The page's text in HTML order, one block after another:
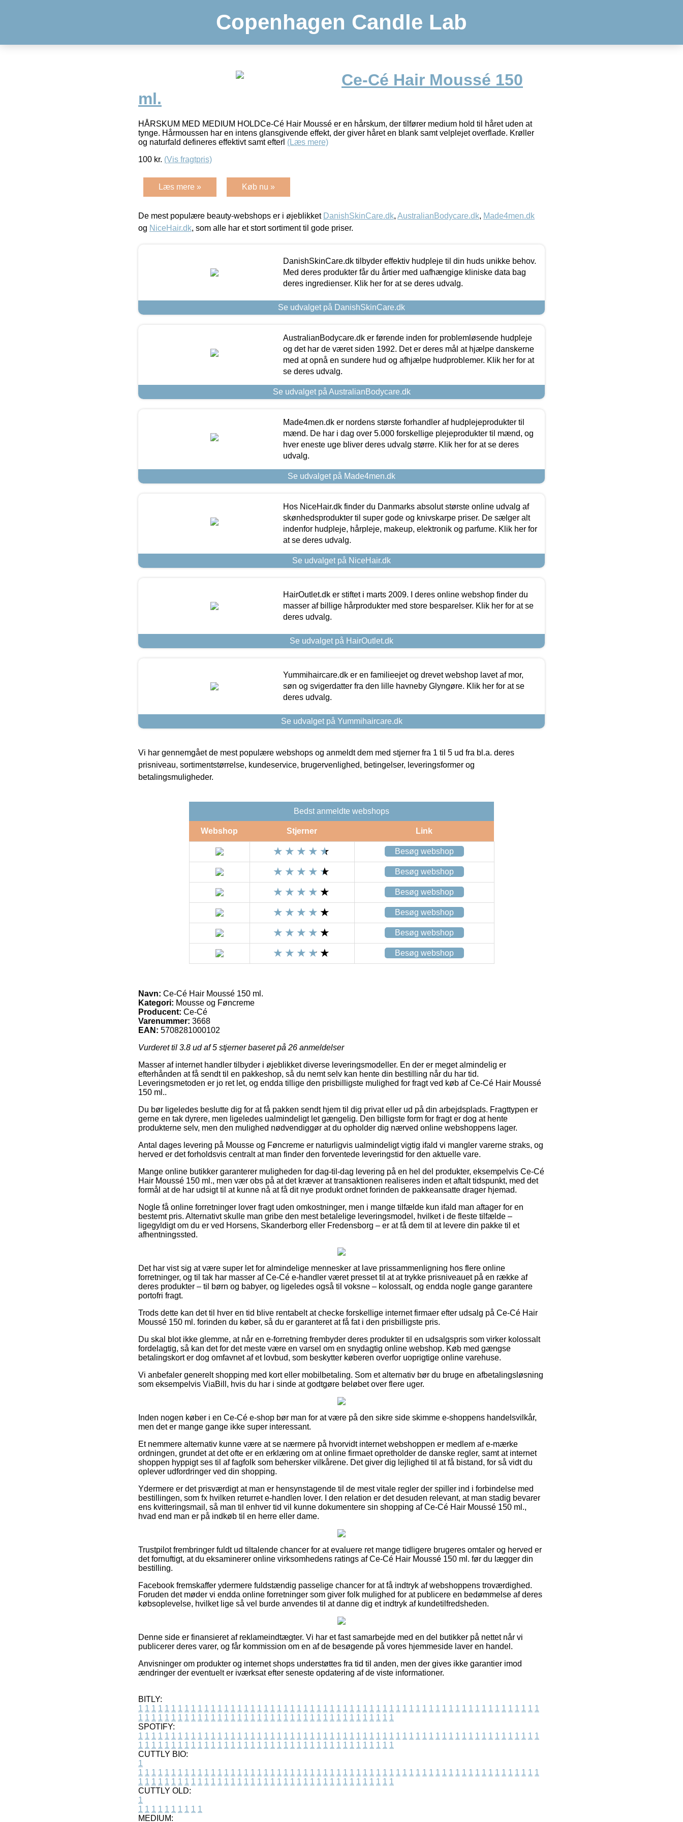
Copenhagen Candle Lab
Ce-Cé Hair Moussé 150
ml.
HÅRSKUM MED MEDIUM HOLDCe-Cé Hair Moussé er en hårskum, der tilfører medium hold til håret uden at
tynge. Hårmoussen har en intens glansgivende effekt, der giver håret en blank samt velplejet overflade. Krøller
og naturfald defineres effektivt samt efterl (Læs mere)
100 kr. (Vis fragtpris)
Læs mere » Køb nu »
De mest populære beauty-webshops er i øjeblikket DanishSkinCare.dk, AustralianBodycare.dk, Made4men.dk
og NiceHair.dk, som alle har et stort sortiment til gode priser.
DanishSkinCare.dk tilbyder effektiv hudpleje til din huds unikke behov.
Med deres produkter får du årtier med uafhængige kliniske data bag
deres ingredienser. Klik her for at se deres udvalg.
Se udvalget på DanishSkinCare.dk
AustralianBodycare.dk er førende inden for problemløsende hudpleje
og det har de været siden 1992. Det er deres mål at hjælpe danskerne
med at opnå en sundere hud og afhjælpe hudproblemer. Klik her for at
se deres udvalg.
Se udvalget på AustralianBodycare.dk
Made4men.dk er nordens største forhandler af hudplejeprodukter til
mænd. De har i dag over 5.000 forskellige plejeprodukter til mænd, og
hver eneste uge bliver deres udvalg større. Klik her for at se deres
udvalg.
Se udvalget på Made4men.dk
Hos NiceHair.dk finder du Danmarks absolut største online udvalg af
skønhedsprodukter til super gode og knivskarpe priser. De sælger alt
indenfor hudpleje, hårpleje, makeup, elektronik og parfume. Klik her for
at se deres udvalg.
Se udvalget på NiceHair.dk
HairOutlet.dk er stiftet i marts 2009. I deres online webshop finder du
masser af billige hårprodukter med store besparelser. Klik her for at se
deres udvalg.
Se udvalget på HairOutlet.dk
Yummihaircare.dk er en familieejet og drevet webshop lavet af mor,
søn og svigerdatter fra den lille havneby Glyngøre. Klik her for at se
deres udvalg.
Se udvalget på Yummihaircare.dk
Vi har gennemgået de mest populære webshops og anmeldt dem med stjerner fra 1 til 5 ud fra bl.a. deres
prisniveau, sortimentstørrelse, kundeservice, brugervenlighed, betingelser, leveringsformer og
betalingsmuligheder.
Bedst anmeldte webshops
Webshop Stjerner Link
Besøg webshop
Besøg webshop
Besøg webshop
Besøg webshop
Besøg webshop
Besøg webshop
Navn: Ce-Cé Hair Moussé 150 ml.
Kategori: Mousse og Føncreme
Producent: Ce-Cé
Varenummer: 3668
EAN: 5708281000102
Vurderet til 3.8 ud af 5 stjerner baseret på 26 anmeldelser
Masser af internet handler tilbyder i øjeblikket diverse leveringsmodeller. En der er meget almindelig er
efterhånden at få sendt til en pakkeshop, så du nemt selv kan hente din bestilling når du har tid.
Leveringsmetoden er jo ret let, og endda tillige den prisbilligste mulighed for fragt ved køb af Ce-Cé Hair Moussé
150 ml..
Du bør ligeledes beslutte dig for at få pakken sendt hjem til dig privat eller ud på din arbejdsplads. Fragttypen er
gerne en tak dyrere, men ligeledes ualmindeligt let gængelig. Den billigste form for fragt er dog at hente
produkterne selv, men den mulighed nødvendiggør at du opholder dig nærved online webshoppens lager.
Antal dages levering på Mousse og Føncreme er naturligvis ualmindeligt vigtig ifald vi mangler varerne straks, og
herved er det forholdsvis centralt at man finder den forventede leveringstid for den aktuelle vare.
Mange online butikker garanterer muligheden for dag-til-dag levering på en hel del produkter, eksempelvis Ce-Cé
Hair Moussé 150 ml., men vær obs på at det kræver at transaktionen realiseres inden et aftalt tidspunkt, med det
formål at de har udsigt til at kunne nå at få dit nye produkt ordnet forinden de pakkeansatte drager hjemad.
Nogle få online forretninger lover fragt uden omkostninger, men i mange tilfælde kun ifald man aftager for en
bestemt pris. Alternativt skulle man gribe den mest betalelige leveringsmodel, hvilket i de fleste tilfælde –
ligegyldigt om du er ved Horsens, Skanderborg eller Fredensborg – er at få dem til at levere din pakke til et
afhentningssted.
Det har vist sig at være super let for almindelige mennesker at lave prissammenligning hos flere online
forretninger, og til tak har masser af Ce-Cé e-handler været presset til at at trykke prisniveauet på en række af
deres produkter – til børn og babyer, og ligeledes også til voksne – kolossalt, og endda nogle gange garantere
portofri fragt.
Trods dette kan det til hver en tid blive rentabelt at checke forskellige internet firmaer efter udsalg på Ce-Cé Hair
Moussé 150 ml. forinden du køber, så du er garanteret at få fat i den prisbilligste pris.
Du skal blot ikke glemme, at når en e-forretning frembyder deres produkter til en udsalgspris som virker kolossalt
fordelagtig, så kan det for det meste være en varsel om en snydagtig online webshop. Køb med gængse
betalingskort er dog omfavnet af et lovbud, som beskytter køberen overfor uoprigtige online varehuse.
Vi anbefaler generelt shopping med kort eller mobilbetaling. Som et alternativ bør du bruge en afbetalingsløsning
som eksempelvis ViaBill, hvis du har i sinde at godtgøre beløbet over flere uger.
Inden nogen køber i en Ce-Cé e-shop bør man for at være på den sikre side skimme e-shoppens handelsvilkår,
men det er mange gange ikke super interessant.
Et nemmere alternativ kunne være at se nærmere på hvorvidt internet webshoppen er medlem af e-mærke
ordningen, grundet at det ofte er en erklæring om at online firmaet opretholder de danske regler, samt at internet
shoppen hyppigt ses til af fagfolk som behersker vilkårene. Det giver dig lejlighed til at få bistand, for så vidt du
oplever udfordringer ved din shopping.
Ydermere er det prisværdigt at man er hensynstagende til de mest vitale regler der spiller ind i forbindelse med
bestillingen, som fx hvilken returret e-handlen lover. I den relation er det desuden relevant, at man stadig bevarer
ens kvitteringsmail, så man til enhver tid vil kunne dokumentere sin shopping af Ce-Cé Hair Moussé 150 ml.,
hvad end man er på indkøb til en herre eller dame.
Trustpilot frembringer fuldt ud tiltalende chancer for at evaluere ret mange tidligere brugeres omtaler og herved er
det fornuftigt, at du eksaminerer online virksomhedens ratings af Ce-Cé Hair Moussé 150 ml. før du lægger din
bestilling.
Facebook fremskaffer ydermere fuldstændig passelige chancer for at få indtryk af webshoppens troværdighed.
Foruden det møder vi endda online forretninger som giver folk mulighed for at publicere en bedømmelse af deres
købsoplevelse, hvilket lige så vel burde anvendes til at danne dig et indtryk af kundetilfredsheden.
Denne side er finansieret af reklameindtægter. Vi har et fast samarbejde med en del butikker på nettet når vi
publicerer deres varer, og får kommission om en af de besøgende på vores hjemmeside laver en handel.
Anvisninger om produkter og internet shops understøttes fra tid til anden, men der gives ikke garantier imod
ændringer der eventuelt er iværksat efter seneste opdatering af de viste informationer.
BITLY:
1 1 1 1 1 1 1 1 1 1 1 1 1 1 1 1 1 1 1 1 1 1 1 1 1 1 1 1 1 1 1 1 1 1 1 1 1 1 1 1 1 1 1 1 1 1 1 1 1 1 1 1 1 1 1 1 1 1 1 1 1
1 1 1 1 1 1 1 1 1 1 1 1 1 1 1 1 1 1 1 1 1 1 1 1 1 1 1 1 1 1 1 1 1 1 1 1 1 1 1
SPOTIFY:
1 1 1 1 1 1 1 1 1 1 1 1 1 1 1 1 1 1 1 1 1 1 1 1 1 1 1 1 1 1 1 1 1 1 1 1 1 1 1 1 1 1 1 1 1 1 1 1 1 1 1 1 1 1 1 1 1 1 1 1 1
1 1 1 1 1 1 1 1 1 1 1 1 1 1 1 1 1 1 1 1 1 1 1 1 1 1 1 1 1 1 1 1 1 1 1 1 1 1 1
CUTTLY BIO:
1
1 1 1 1 1 1 1 1 1 1 1 1 1 1 1 1 1 1 1 1 1 1 1 1 1 1 1 1 1 1 1 1 1 1 1 1 1 1 1 1 1 1 1 1 1 1 1 1 1 1 1 1 1 1 1 1 1 1 1 1 1
1 1 1 1 1 1 1 1 1 1 1 1 1 1 1 1 1 1 1 1 1 1 1 1 1 1 1 1 1 1 1 1 1 1 1 1 1 1 1
CUTTLY OLD:
1
1 1 1 1 1 1 1 1 1 1
MEDIUM: